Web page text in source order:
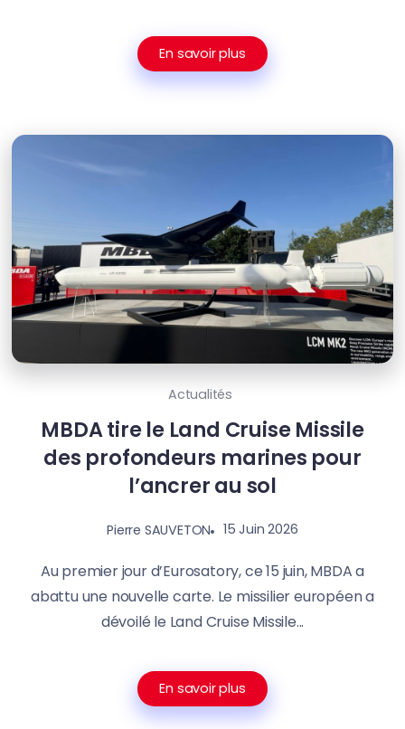
En savoir plus
Actualités
MBDA tire le Land Cruise Missile
des profondeurs marines pour
l’ancrer au sol
Pierre SAUVETON 15 Juin 2026
Au premier jour d’Eurosatory, ce 15 juin, MBDA a
abattu une nouvelle carte. Le missilier européen a
dévoilé le Land Cruise Missile...
En savoir plus